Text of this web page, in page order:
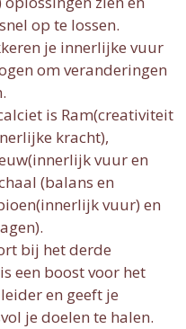
op te lossen.
je innerlijke vuur
om veranderingen
is Ram(creativiteit
kracht),
vuur en
(balans en
vuur) en
bij het derde
een boost voor het
en geeft je
je doelen te halen.